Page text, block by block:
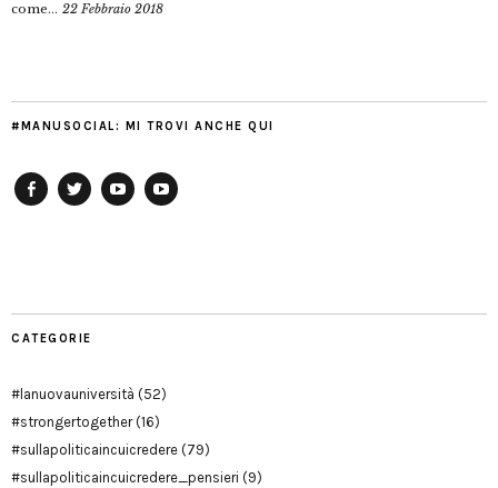
come... 22 Febbraio 2018
#MANUSOCIAL: MI TROVI ANCHE QUI
CATEGORIE
#lanuovauniversità (52)
#strongertogether(16)
#sullapoliticaincuicredere (79)
#sullapoliticaincuicredere_pensieri (9)